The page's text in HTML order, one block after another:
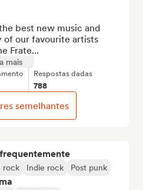
rock Indie rock Post punk
best new music and
of our favourite artists
Frate...
mais
Respostas dadas
788
semelhantes